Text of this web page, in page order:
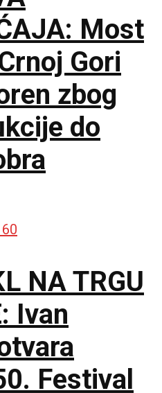
Most
Gori
zbog
do
60
NA TRGU
Ivan
Festival